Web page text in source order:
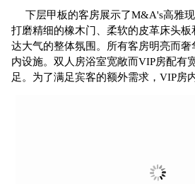
下层甲板的客房展示了M&A's高雅现
打磨精细的橡木门、柔软的皮革床头板
达大气的整体氛围。
所有客房明亮而
内设施。双人房浴室宽敞而VIP房配有
足。为了满足宾客的额外需求，VIP房